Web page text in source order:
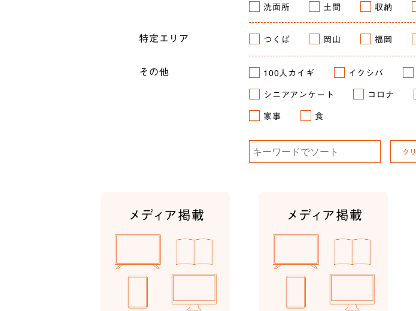
洗面所
土間 収納
特定エリア つくば 岡山 福岡
その他 100人カイギ イクシバ
シニアアンケート
コロナ
家事
食